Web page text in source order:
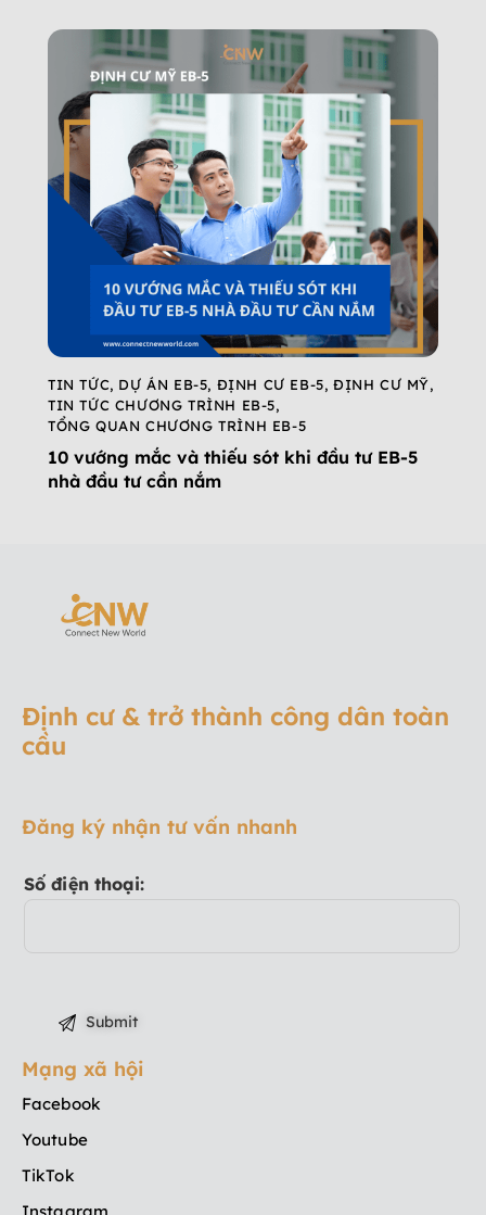
TIN TỨC, DỰ ÁN EB-5, ĐỊNH CƯ EB-5,ĐỊNH CƯ MỸ,
TIN TỨC CHƯƠNG TRÌNH EB-5,
TỔNG QUAN CHƯƠNG TRÌNH EB-5
10 vướng mắc và thiếu sót khi đầu tư EB-5
nhà đầu tư cần nắm
Định cư & trở thành công dân toàn
cầu
Đăng ký nhận tư vấn nhanh
Số điện thoại:
Mạng xã hội
Facebook
Youtube
TikTok